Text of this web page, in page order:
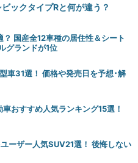
ックタイプRと何が違う？
国産全12車種の居住性＆シート
グランドが1位
車31選！ 価格や発売日を予想･解
おすすめ人気ランキング15選！
ーザー人気SUV21選！ 後悔しない